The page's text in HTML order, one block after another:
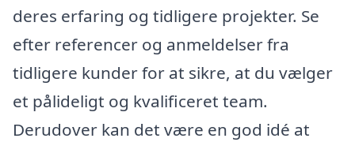
deres erfaring og tidligere projekter. Se
efter referencer og anmeldelser fra
tidligere kunder for at sikre, at du vælger
et pålideligt og kvalificeret team.
Derudover kan det være en god idé at